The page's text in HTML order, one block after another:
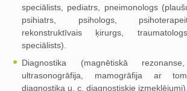
speciālists, pediatrs, pneimonologs
psihiatrs, psihologs,
rekonstruktīvais ķirurgs,
speciālists).
Diagnostika (magnētiskā rezonanse,
ultrasonogrāfija, mamogrāfija ar
diagnostika u. c. diagnostiskie izmeklējumi).